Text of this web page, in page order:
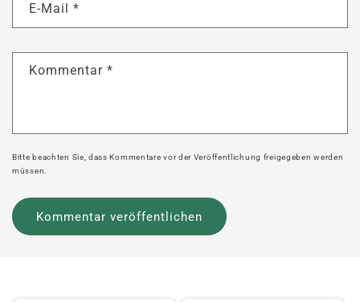
E-Mail *
Kommentar *
Bitte beachten Sie, dass Kommentare vor der Veröffentlichung freigegeben werden
müssen.